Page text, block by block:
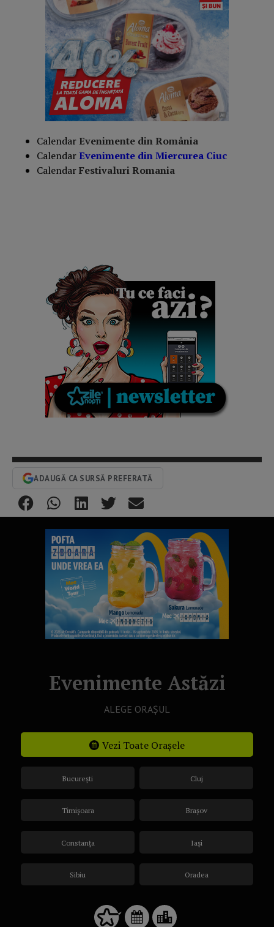
Calendar Evenimente din România
CalendarEvenimente din Miercurea Ciuc
CalendarFestivaluri Romania
ADAUGĂ CA SURSĂ PREFERATĂ
Evenimente Astăzi
ALEGE ORAȘUL
Vezi Toate Orașele
București
Timișoara
Constanța
Sibiu
Cluj
Brașov
Iași
Oradea